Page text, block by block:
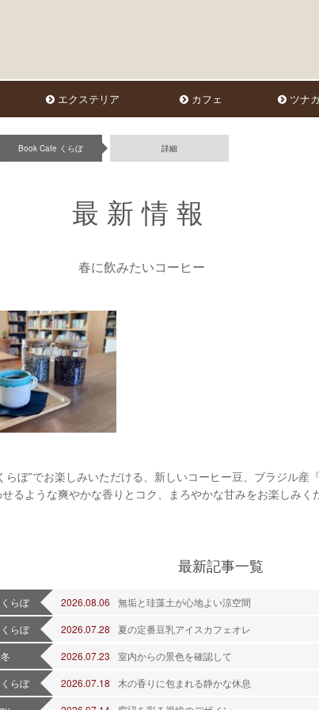
エクステリア カフェ ツナ
Book Cafe くらぼ 詳細
最新情報
春に飲みたいコーヒー
らぼ”でお楽しみいただける、新しいコーヒー豆、ブラジル産
るような爽やかな香りとコク、まろやかな甘みをお楽しみく
最新記事一覧
らぼ 2026.08.06
無垢と珪藻土が心地よい涼空間
らぼ
2026.07.28
夏の定番豆乳アイスカフェオレ
2026.07.23
室内からの景色を確認して
らぼ
2026.07.18
木の香りに包まれる静かな休息